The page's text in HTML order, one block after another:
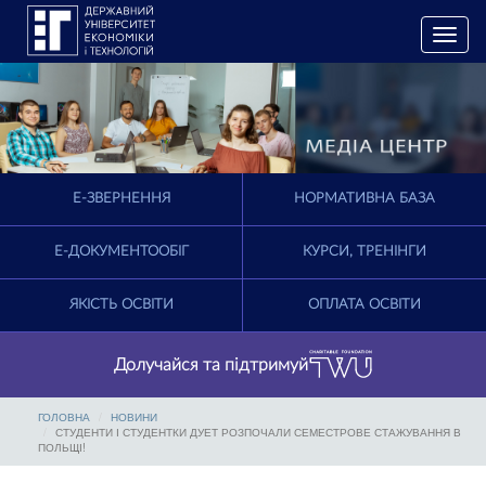
T
o
e
i
a
E-ЗВЕРНЕННЯ НОРМАТИВНА БАЗА
Е-ДОКУМЕНТООБІГ КУРСИ, ТРЕНІНГИ
ЯКІСТЬ ОСВІТИ ОПЛАТА ОСВІТИ
Долучайся та підтримуй
ГОЛОВНА
НОВИНИ
СТУДЕНТИ І СТУДЕНТКИ ДУЕТ РОЗПОЧАЛИ СЕМЕСТРОВЕ СТАЖУВАННЯ В
ПОЛЬЩІ!